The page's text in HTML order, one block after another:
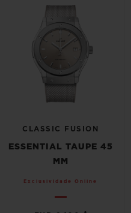
CLASSIC FUSION
ESSENTIAL TAUPE 45
MM
Exclusividade Online